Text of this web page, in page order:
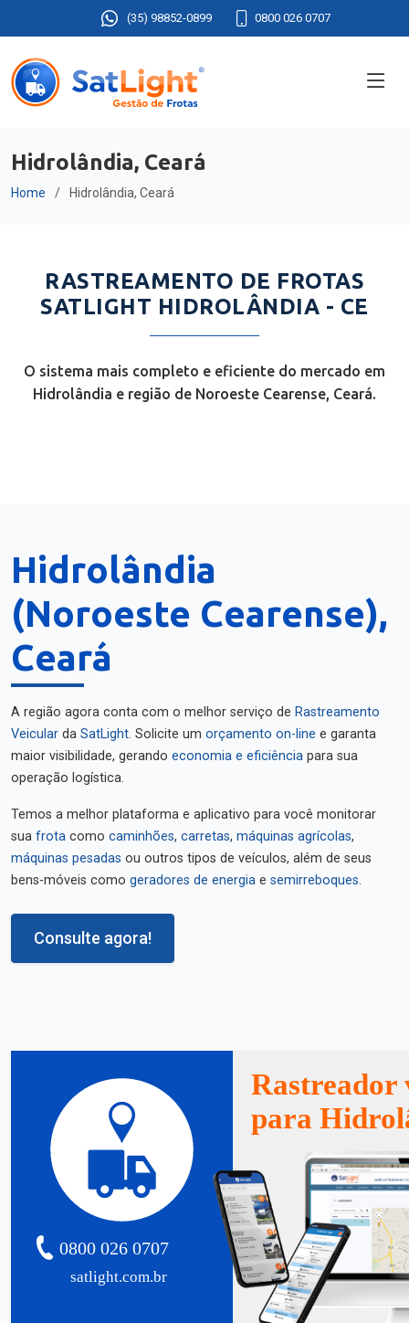
(35) 98852-0899 0800 026 0707
Hidrolândia, Ceará
Home Hidrolândia, Ceará
RASTREAMENTO DE FROTAS
SATLIGHT HIDROLÂNDIA - CE
O sistema mais completo e eficiente do mercado em
Hidrolândia e região de Noroeste Cearense, Ceará.
Hidrolândia
(Noroeste Cearense),
Ceará
A região agora conta com o melhor serviço de Rastreamento
Veicular da SatLight. Solicite um orçamento on-line e garanta
maior visibilidade, gerando economia e eficiência para sua
operação logística.
Temos a melhor plataforma e aplicativo para você monitorar
sua frota como caminhões, carretas, máquinas agrícolas,
máquinas pesadas ou outros tipos de veículos, além de seus
bens-móveis como geradores de energia e semirreboques.
Consulte agora!
satlight.com.br
0800 026 0707
Rastreador
para